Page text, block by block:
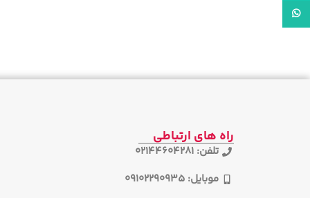
راه های ارتباطی
تلفن: 02144604281
موبایل: 09102290935